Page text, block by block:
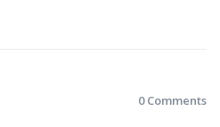
0 Comments